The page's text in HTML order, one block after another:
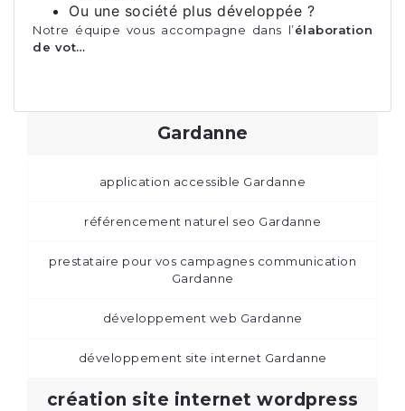
Ou une société plus développée ?
Notre équipe vous accompagne dans l’élaboration
de vot…
Gardanne
application accessible Gardanne
référencement naturel seo Gardanne
prestataire pour vos campagnes communication
Gardanne
développement web Gardanne
développement site internet Gardanne
création site internet wordpress